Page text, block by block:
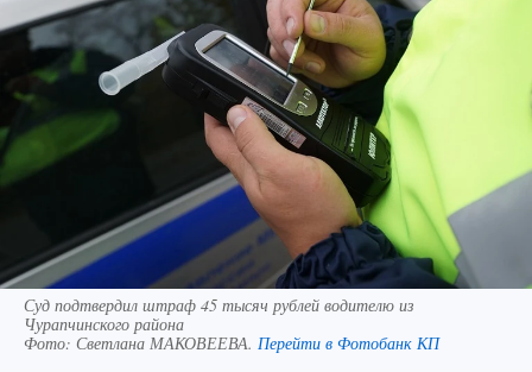
Суд подтвердил штраф 45 тысяч рублей водителю из
Чурапчинского района
Фото: Светлана МАКОВЕЕВА. Перейти в Фотобанк КП